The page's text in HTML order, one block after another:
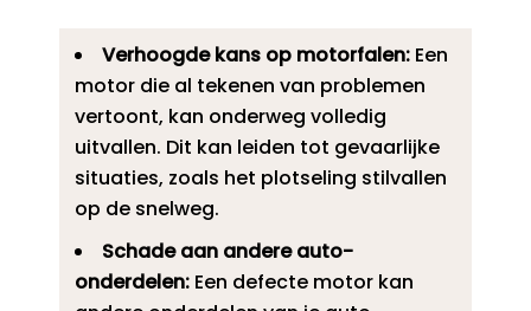
Verhoogde kans op motorfalen:Een
motor die al tekenen van problemen
vertoont, kan onderweg volledig
uitvallen.​ Dit kan leiden tot gevaarlijke
situaties, zoals het plotseling stilvallen
op de snelweg.​
Schade aan andere auto-
onderdelen:Een defecte motor kan